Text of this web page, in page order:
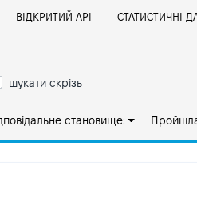
ВІДКРИТИЙ АРІ СТАТИСТИЧНІ
шукати скрізь
становище: